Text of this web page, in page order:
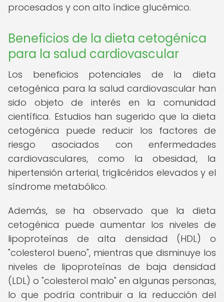
procesados y con alto índice glucémico.
Beneficios de la dieta cetogénica
para la salud cardiovascular
Los beneficios potenciales de la dieta
cetogénica para la salud cardiovascular han
sido objeto de interés en la comunidad
científica. Estudios han sugerido que la dieta
cetogénica puede reducir los factores de
riesgo asociados con enfermedades
cardiovasculares, como la obesidad, la
hipertensión arterial, triglicéridos elevados y el
síndrome metabólico.
Además, se ha observado que la dieta
cetogénica puede aumentar los niveles de
lipoproteínas de alta densidad (HDL) o
"colesterol bueno", mientras que disminuye los
niveles de lipoproteínas de baja densidad
(LDL) o "colesterol malo" en algunas personas,
lo que podría contribuir a la reducción del